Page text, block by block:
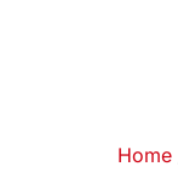
Home